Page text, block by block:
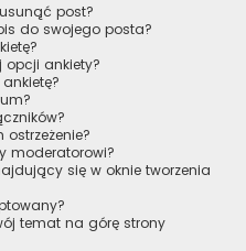
post?
do swojego posta?
ankiety?
moderatorowi?
się w oknie tworzenia
temat na górę strony